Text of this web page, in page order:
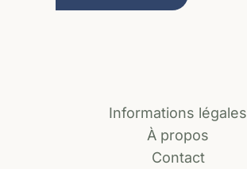
Informations légales
À propos
Contact